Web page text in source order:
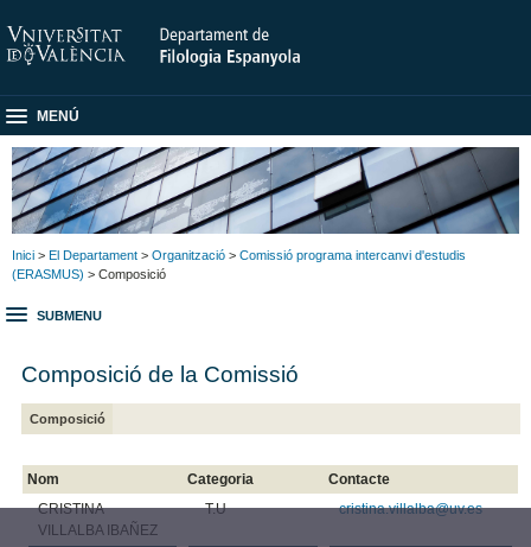
MENÚ
Inici > El Departament > Organització > Comissió programa intercanvi d'estudis
(ERASMUS) > Composició
SUBMENU
Composició de la Comissió
Composició
Nom Categoria
Contacte
CRISTINA
VILLALBA IBAÑEZ
T.U cristina.villalba@uv.es